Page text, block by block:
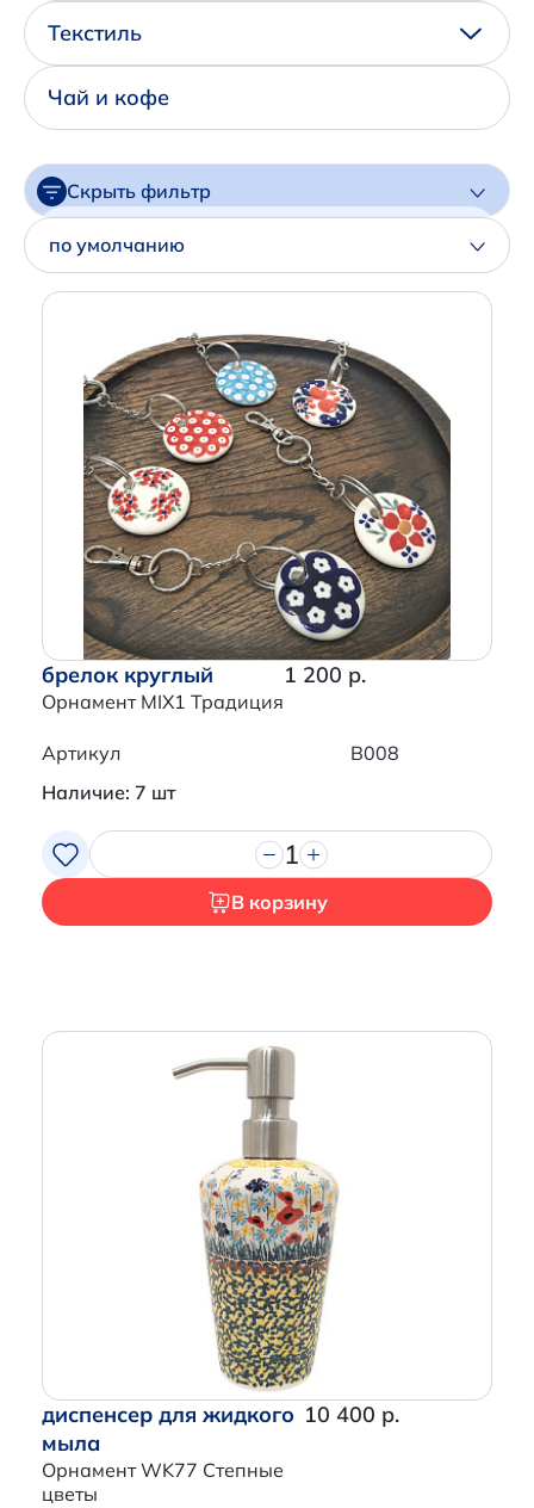
Написать нам в Телеграм
+7 (925) 294-91-85
,
+7 (926) 702-09-76
Текстиль
Чай и кофе
Скрыть фильтр
Артикул
Производитель
по умолчанию
брелок круглый
Орнамент MIX1 Традиция
1 200 р.
Артикул
B008
Наличие: 7 шт
1
В корзину
диспенсер для жидкого
мыла
Орнамент WK77 Степные
цветы
10 400 р.